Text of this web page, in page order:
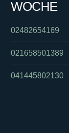
WOCHE
02482654169
021658501389
041445802130